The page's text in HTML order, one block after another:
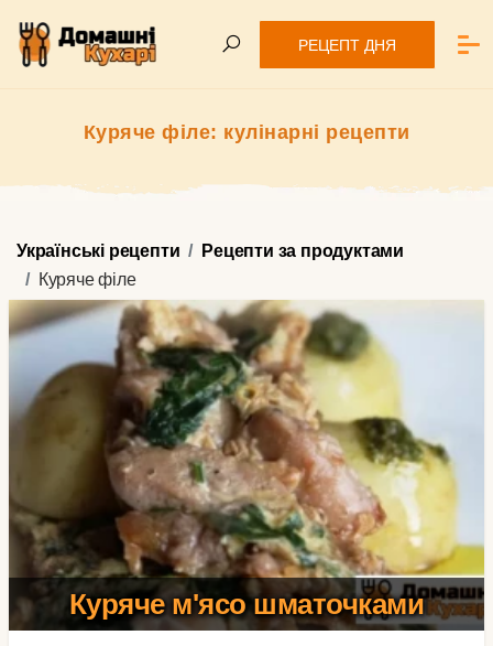
РЕЦЕПТ ДНЯ
Куряче філе: кулінарні рецепти
Українські рецепти
Рецепти за продуктами
Куряче філе
Куряче м'ясо шматочками